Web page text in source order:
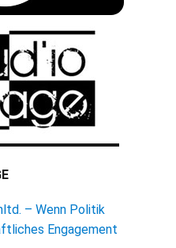
– Wenn Politik
Engagement